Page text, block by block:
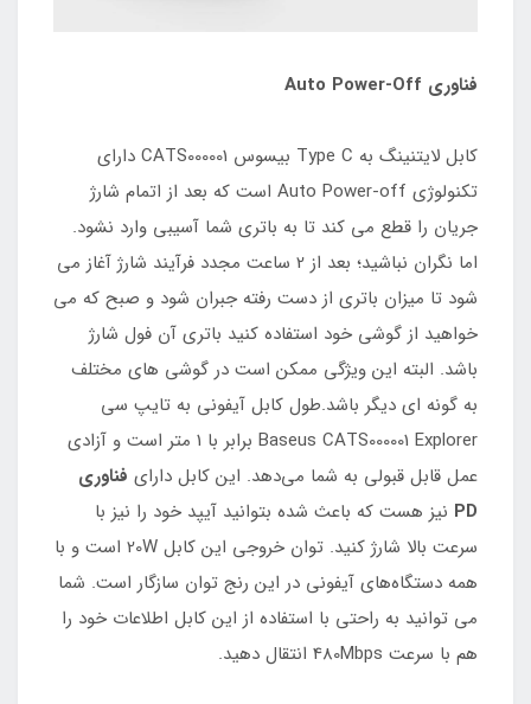
فناوری Auto Power-Off
کابل لایتنینگ به Type C بیسوس CATS000001 دارای
تکنولوژی Auto Power-off است که بعد از اتمام شارژ
جریان را قطع می کند تا به باتری شما آسیبی وارد نشود.
اما نگران نباشید؛ بعد از 2 ساعت مجدد فرآیند شارژ آغاز می
شود تا میزان باتری از دست رفته جبران شود و صبح که می
خواهید از گوشی خود استفاده کنید باتری آن فول شارژ
باشد. البته این ویژگی ممکن است در گوشی های مختلف
به گونه ای دیگر باشد.طول کابل آیفونی به تایپ سی
Baseus CATS000001 Explorer برابر با 1 متر است و آزادی
عمل قابل قبولی به شما می‌دهد. این کابل دارای فناوری
PD نیز هست که باعث شده بتوانید آیپد خود را نیز با
سرعت بالا شارژ کنید. توان خروجی این کابل 20W است و با
همه دستگاه‌های آیفونی در این رنج توان سازگار است. شما
می توانید به راحتی با استفاده از این کابل اطلاعات خود را
هم با سرعت 480Mbps انتقال دهید.